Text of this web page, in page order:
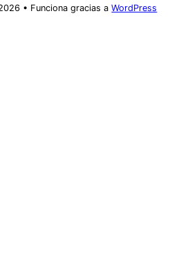
• Funciona gracias aWordPress